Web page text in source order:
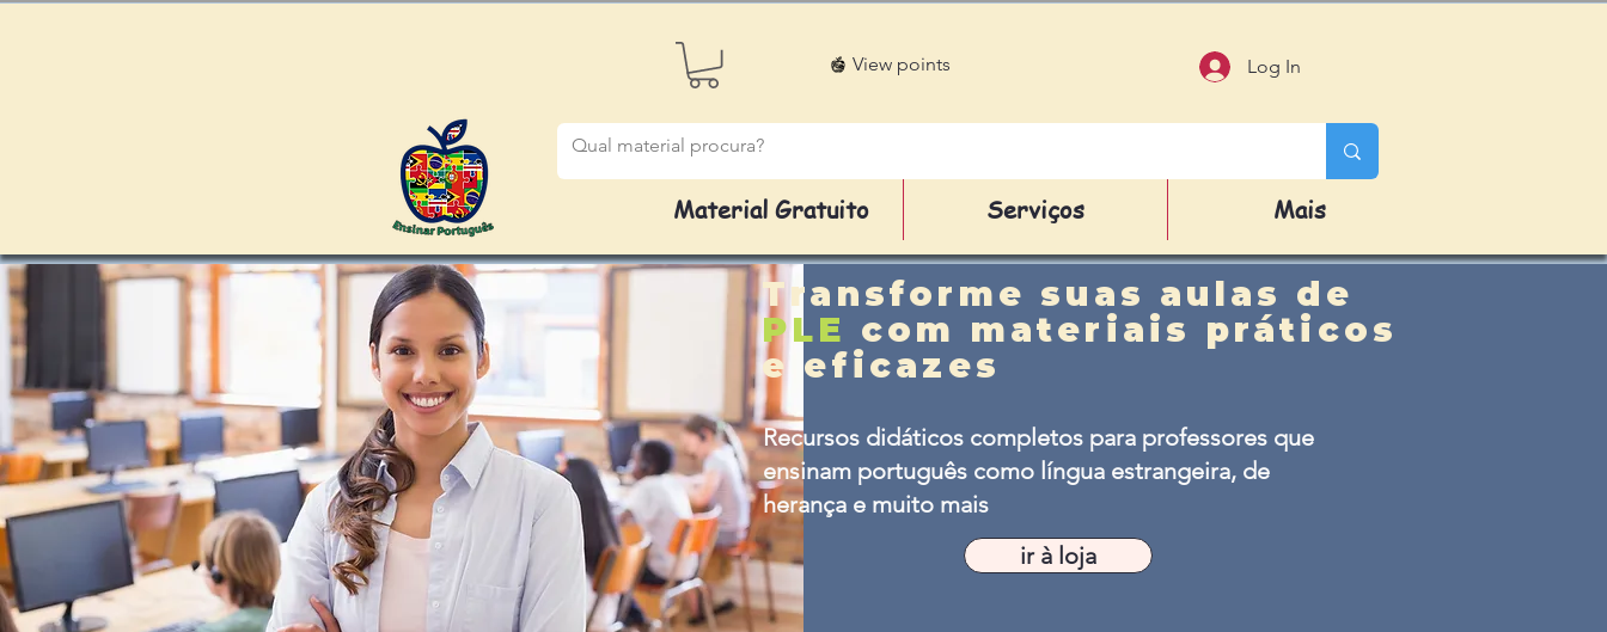
View points Log In
Material Gratuito Serviços Mais
Transforme suas aulas de
PLE com materiais práticos
e eficazes
Recursos didáticos completos para professores que
ensinam português como língua estrangeira, de
herança e muito mais
ir à loja